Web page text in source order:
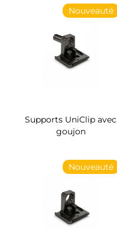
Nouveauté
Supports UniClip avec
goujon
Nouveauté